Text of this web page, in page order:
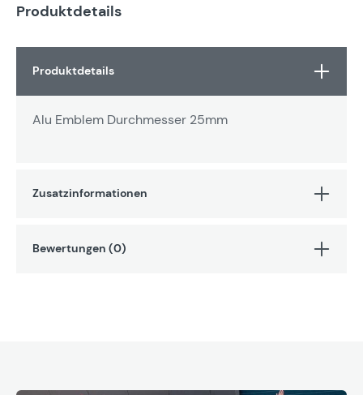
Produktdetails
Produktdetails
Alu Emblem Durchmesser 25mm
Zusatzinformationen
Bewertungen (0)